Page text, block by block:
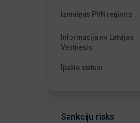
Izmaiņas PVN reģistrā
Informācija no Latvijas
Vēstnesis
Īpašie statusi
Sankciju risks